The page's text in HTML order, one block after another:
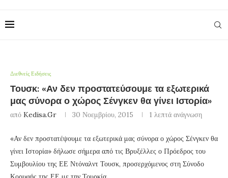
Διεθνείς Ειδήσεις
Τουσκ: «Αν δεν προστατεύσουμε τα εξωτερικά
μας σύνορα ο χώρος Σένγκεν θα γίνει Ιστορία»
από Kedisa.gr 30 Νοεμβρίου, 2015 1 λεπτά ανάγνωση
«Αν δεν προστατέψουμε τα εξωτερικά μας σύνορα ο χώρος Σένγκεν θα
γίνει Ιστορία» δήλωσε σήμερα από τις Βρυξέλλες ο Πρόεδρος του
Συμβουλίου της ΕΕ Ντόναλντ Τουσκ, προσερχόμενος στη Σύνοδο